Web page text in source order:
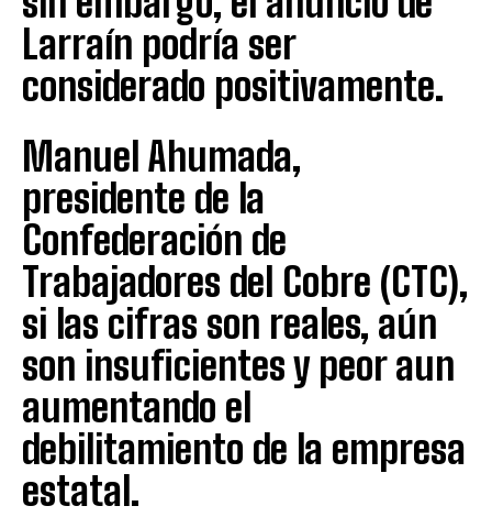
Larraín podría ser
considerado positivamente.
Manuel Ahumada,
presidente de la
Confederación de
Trabajadores del Cobre (CTC),
si las cifras son reales, aún
son insuficientes y peor aun
aumentando el
debilitamiento de la empresa
estatal.